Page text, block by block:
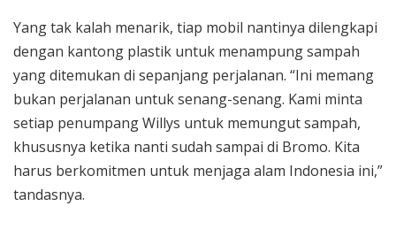
Yang tak kalah menarik, tiap mobil nantinya dilengkapi
dengan kantong plastik untuk menampung sampah
yang ditemukan di sepanjang perjalanan. “Ini memang
bukan perjalanan untuk senang-senang. Kami minta
setiap penumpang Willys untuk memungut sampah,
khususnya ketika nanti sudah sampai di Bromo. Kita
harus berkomitmen untuk menjaga alam Indonesia ini,”
tandasnya.